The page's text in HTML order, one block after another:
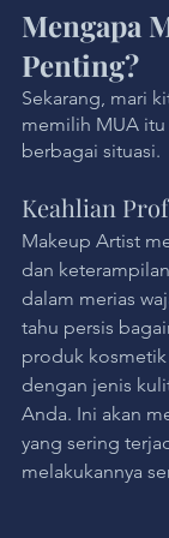
Mengapa
Penting?
Sekarang, mari
memilih MUA
berbagai situasi.
Keahlian
Makeup Artist
dan
dalam merias
tahu persis
produk
dengan jenis
Anda. Ini akan
yang sering
melakukannya